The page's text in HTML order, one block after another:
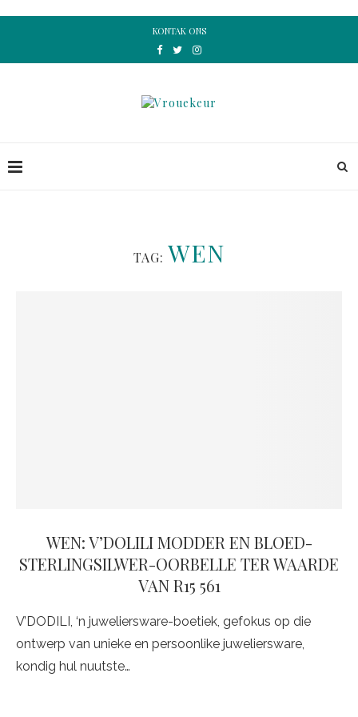
KONTAK ONS
TAG: WEN
WEN: V’DOLILI MODDER EN BLOED-
STERLINGSILWER-OORBELLE TER WAARDE
VAN R15 561
V’DODILI, ‘n juweliersware-boetiek, gefokus op die
ontwerp van unieke en persoonlike juweliersware,
kondig hul nuutste…